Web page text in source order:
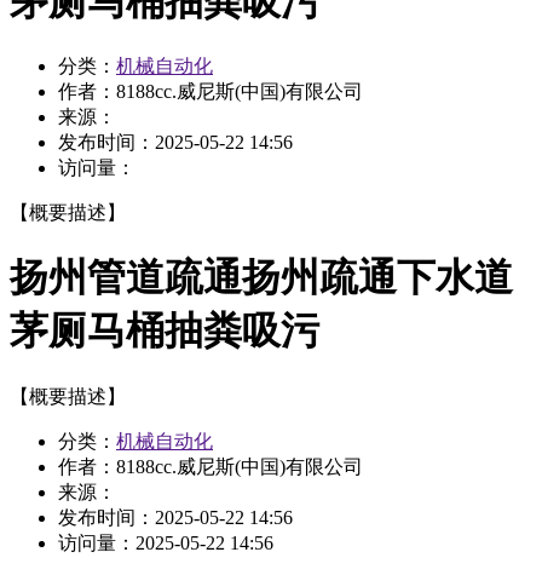
分类： 机械自动化
作者：8188cc.威尼斯(中国)有限公司
来源：
发布时间： 2025-05-22 14:56
访问量：
【概要描述】
扬州管道疏通扬州疏通下水道
茅厕马桶抽粪吸污
【概要描述】
分类： 机械自动化
作者：8188cc.威尼斯(中国)有限公司
来源：
发布时间： 2025-05-22 14:56
访问量： 2025-05-22 14:56